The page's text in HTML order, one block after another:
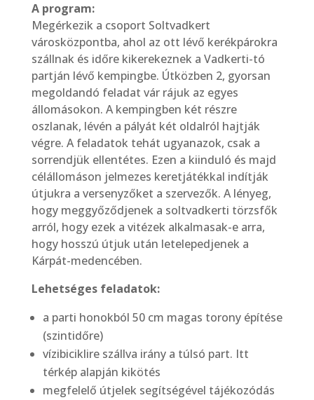
A program:
Megérkezik a csoport Soltvadkert
városközpontba, ahol az ott lévő kerékpárokra
szállnak és időre kikerekeznek a Vadkerti-tó
partján lévő kempingbe. Útközben 2, gyorsan
megoldandó feladat vár rájuk az egyes
állomásokon. A kempingben két részre
oszlanak, lévén a pályát két oldalról hajtják
végre. A feladatok tehát ugyanazok, csak a
sorrendjük ellentétes. Ezen a kiinduló és majd
célállomáson jelmezes keretjátékkal indítják
útjukra a versenyzőket a szervezők. A lényeg,
hogy meggyőződjenek a soltvadkerti törzsfők
arról, hogy ezek a vitézek alkalmasak-e arra,
hogy hosszú útjuk után letelepedjenek a
Kárpát-medencében.
Lehetséges feladatok:
a parti honokból 50 cm magas torony építése
(szintidőre)
vízibiciklire szállva irány a túlsó part. Itt
térkép alapján kikötés
megfelelő útjelek segítségével tájékozódás